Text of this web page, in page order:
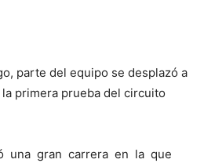
parte del equipo se desplazó a
primera prueba del circuito
una gran carrera en la que